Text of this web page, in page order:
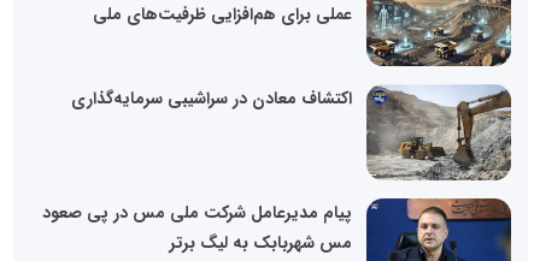
عملی برای هم‌افزایی ظرفیت‌های ملی
اکتشاف معادن در سراشیبی سرمایه‌گذاری
پیام مدیرعامل شرکت ملی مس در پی صعود
مس شهربابک به لیگ برتر